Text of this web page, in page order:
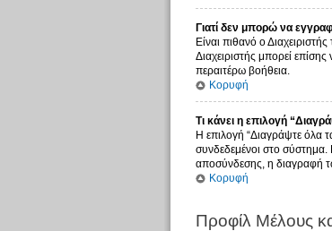
Γιατί δεν μπορώ να
Είναι πιθανό ο
Διαχειριστής μπορεί
περαιτέρω βοήθεια.
Κορυφή
Τι κάνει η επιλογή
Η επιλογή “Διαγράψτε όλα
συνδεδεμένοι στο σύστημα.
αποσύνδεσης, η διαγραφή
Κορυφή
Προφίλ Μέλους